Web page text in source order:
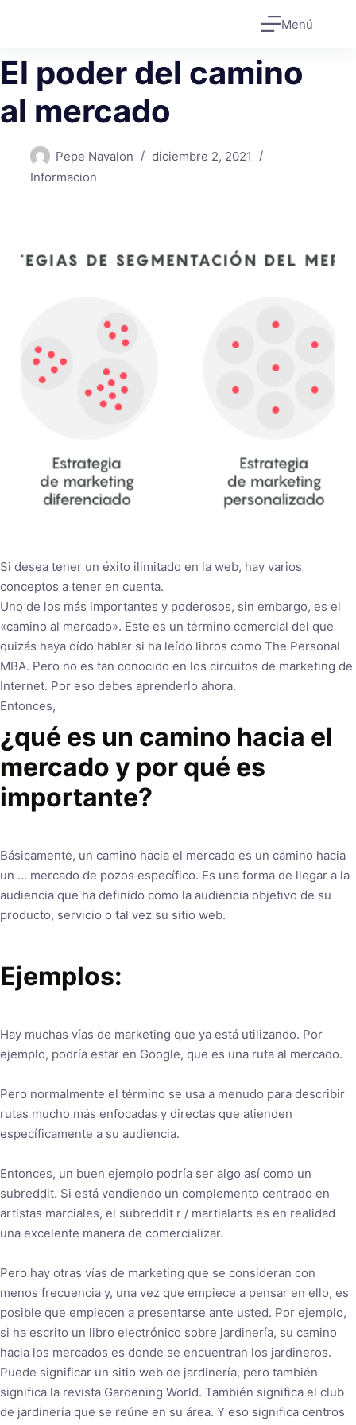
Menú
El poder del camino
al mercado
Pepe Navalon
diciembre 2, 2021
Informacion
Si desea tener un éxito ilimitado en la web, hay varios
conceptos a tener en cuenta.
Uno de los más importantes y poderosos, sin embargo, es el
«camino al mercado». Este es un término comercial del que
quizás haya oído hablar si ha leído libros como The Personal
MBA. Pero no es tan conocido en los circuitos de marketing de
Internet. Por eso debes aprenderlo ahora.
Entonces,
¿qué es un camino hacia el
mercado y por qué es
importante?
Básicamente, un camino hacia el mercado es un camino hacia
un … mercado de pozos específico. Es una forma de llegar a la
audiencia que ha definido como la audiencia objetivo de su
producto, servicio o tal vez su sitio web.
Ejemplos:
Hay muchas vías de marketing que ya está utilizando. Por
ejemplo, podría estar en Google, que es una ruta al mercado.
Pero normalmente el término se usa a menudo para describir
rutas mucho más enfocadas y directas que atienden
específicamente a su audiencia.
Entonces, un buen ejemplo podría ser algo así como un
subreddit. Si está vendiendo un complemento centrado en
artistas marciales, el subreddit r / martialarts es en realidad
una excelente manera de comercializar.
Pero hay otras vías de marketing que se consideran con
menos frecuencia y, una vez que empiece a pensar en ello, es
posible que empiecen a presentarse ante usted. Por ejemplo,
si ha escrito un libro electrónico sobre jardinería, su camino
hacia los mercados es donde se encuentran los jardineros.
Puede significar un sitio web de jardinería, pero también
significa la revista Gardening World. También significa el club
de jardinería que se reúne en su área. Y eso significa centros